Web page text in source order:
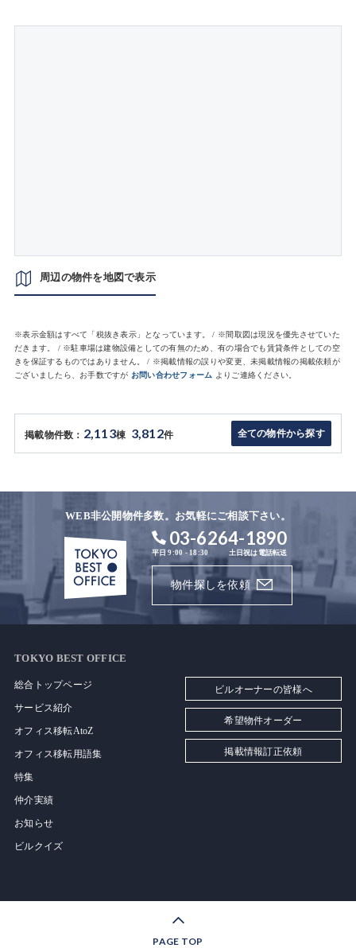
周辺の物件を地図で表示
※表示金額はすべて「税抜き表示」となっています。 / ※間取図は現況を優先させていた
だきます。 / ※駐車場は建物設備としての有無のため、有の場合でも賃貸条件としての空
きを保証するものではありません。 / ※掲載情報の誤りや変更、未掲載情報の掲載依頼が
ございましたら、お手数ですが お問い合わせフォーム よりご連絡ください。
掲載物件数： 2,113棟 3,812件 全ての物件から探す
WEB非公開物件多数。お気軽にご相談下さい。
03-6264-1890
平日 9:00 - 18:30 土日祝は電話転送
物件探しを依頼
TOKYO BEST OFFICE
総合トップページ
サービス紹介
オフィス移転AtoZ
オフィス移転用語集
特集
仲介実績
お知らせ
ビルクイズ
ビルオーナーの皆様へ
希望物件オーダー
掲載情報訂正依頼
PAGE TOP